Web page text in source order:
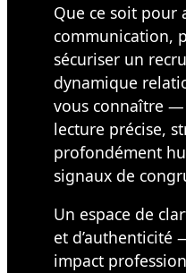
Que ce soit pour
communication,
sécuriser un
dynamique
vous connaître
lecture précise,
profondément
signaux de
Un espace de
et d’authenticité
impact